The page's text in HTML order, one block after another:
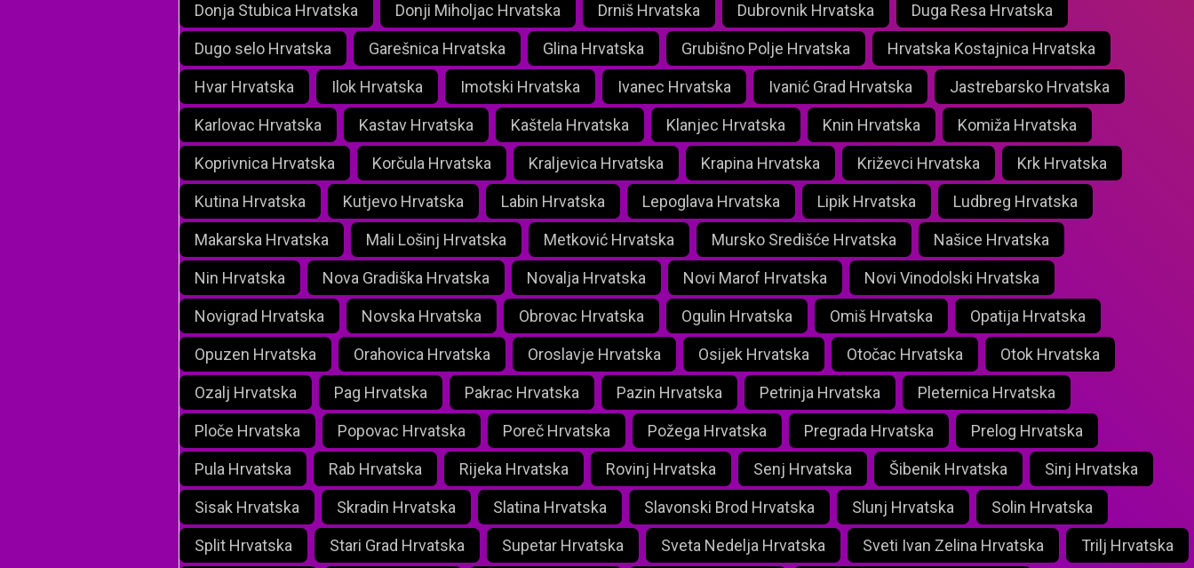
Donja Stubica Hrvatska Donji Miholjac Hrvatska Drniš Hrvatska Dubrovnik Hrvatska Duga Resa Hrvatska
Dugo selo Hrvatska Garešnica Hrvatska Glina Hrvatska Grubišno Polje Hrvatska Hrvatska Kostajnica Hrvatska
Hvar Hrvatska Ilok Hrvatska Imotski Hrvatska Ivanec Hrvatska Ivanić Grad Hrvatska Jastrebarsko Hrvatska
Karlovac Hrvatska Kastav Hrvatska Kaštela Hrvatska Klanjec Hrvatska Knin Hrvatska Komiža Hrvatska
Koprivnica Hrvatska Korčula Hrvatska Kraljevica Hrvatska Krapina Hrvatska Križevci Hrvatska Krk Hrvatska
Kutina Hrvatska Kutjevo Hrvatska Labin Hrvatska Lepoglava Hrvatska Lipik Hrvatska Ludbreg Hrvatska
Makarska Hrvatska Mali Lošinj Hrvatska Metković Hrvatska Mursko Središće Hrvatska Našice Hrvatska
Nin Hrvatska Nova Gradiška Hrvatska Novalja Hrvatska Novi Marof Hrvatska Novi Vinodolski Hrvatska
Novigrad Hrvatska Novska Hrvatska Obrovac Hrvatska Ogulin Hrvatska Omiš Hrvatska Opatija Hrvatska
Opuzen Hrvatska Orahovica Hrvatska Oroslavje Hrvatska Osijek Hrvatska Otočac Hrvatska Otok Hrvatska
Ozalj Hrvatska Pag Hrvatska Pakrac Hrvatska Pazin Hrvatska Petrinja Hrvatska Pleternica Hrvatska
Ploče Hrvatska Popovac Hrvatska Poreč Hrvatska Požega Hrvatska Pregrada Hrvatska Prelog Hrvatska
Pula Hrvatska Rab Hrvatska Rijeka Hrvatska Rovinj Hrvatska Senj Hrvatska Šibenik Hrvatska Sinj Hrvatska
Sisak Hrvatska Skradin Hrvatska Slatina Hrvatska Slavonski Brod Hrvatska Slunj Hrvatska Solin Hrvatska
Split Hrvatska Stari Grad Hrvatska Supetar Hrvatska Sveta Nedelja Hrvatska Sveti Ivan Zelina Hrvatska Trilj Hrvatska